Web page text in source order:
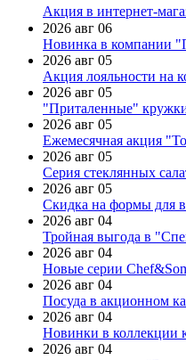
Акция в интернет-
2026 авг 06
Новинка в компании
2026 авг 05
Акция лояльности на
2026 авг 05
"Приталенные"
2026 авг 05
Ежемесячная акция
2026 авг 05
Серия стеклянных
2026 авг 05
Скидка на формы для
2026 авг 04
Тройная выгода в
2026 авг 04
Новые серии
2026 авг 04
Посуда в акционном
2026 авг 04
Новинки в коллекции
2026 авг 04